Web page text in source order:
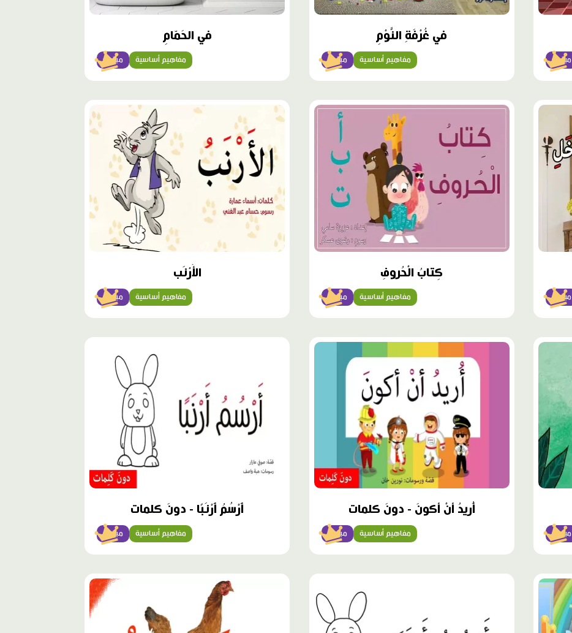
مبتدئ
في غُرْفَةِ النَّوْمِ
مبتدئ مفاهيم أساسية
في الحَمّامِ
مبتدئ مفاهيم أساسية
مبتدئ
محتوى
كِتابُ الْحُروفِ
مبتدئ مفاهيم أساسية
محتوى
مميّز
الأَرْنَب
مبتدئ مفاهيم أساسية
مبتدئ
محتوى
أُريدُ أنْ أكونَ - دونَ كلمات
مبتدئ مفاهيم أساسية
أَرْسُمُ أَرْنَبًا - دونَ كلمات
مبتدئ مفاهيم أساسية